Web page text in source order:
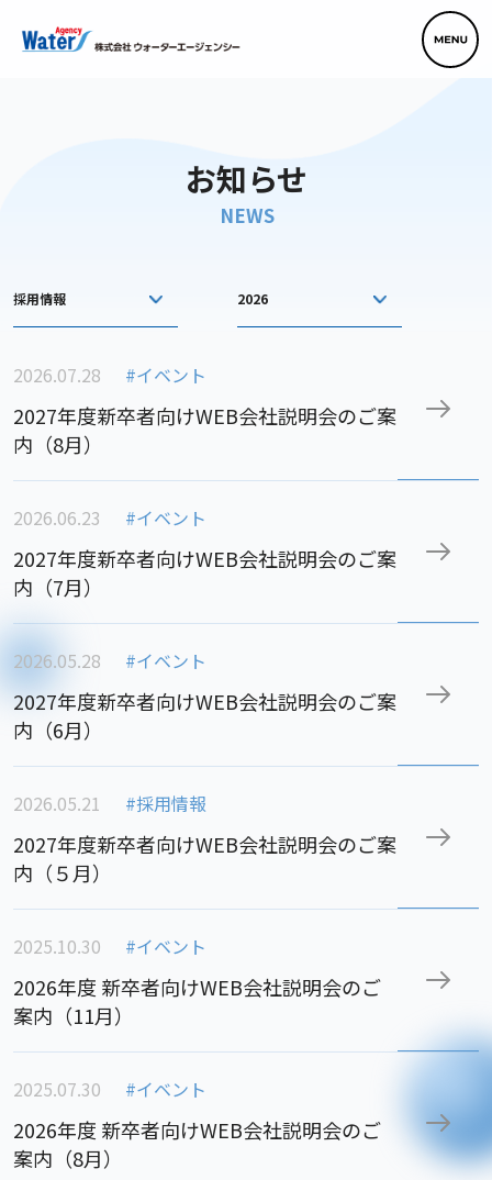
お知らせ
NEWS
採用情報 2026
2026.07.28 #イベント
2027年度新卒者向けWEB会社説明会のご案
内（8月）
2026.06.23 #イベント
2027年度新卒者向けWEB会社説明会のご案
内（7月）
2026.05.28 #イベント
2027年度新卒者向けWEB会社説明会のご案
内（6月）
2026.05.21 #採用情報
2027年度新卒者向けWEB会社説明会のご案
内（５月）
2025.10.30 #イベント
2026年度 新卒者向けWEB会社説明会のご
案内（11月）
2025.07.30 #イベント
2026年度 新卒者向けWEB会社説明会のご
案内（8月）